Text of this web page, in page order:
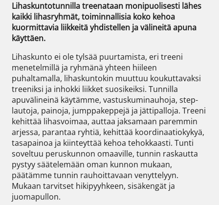
Lihaskuntotunnilla treenataan monipuolisesti lähes
kaikki lihasryhmät, toiminnallisia koko kehoa
kuormittavia liikkeitä yhdistellen ja välineitä apuna
käyttäen.
Lihaskunto ei ole tylsää puurtamista, eri treeni
menetelmillä ja ryhmänä yhteen hiileen
puhaltamalla, lihaskuntokin muuttuu koukuttavaksi
treeniksi ja inhokki liikket suosikeiksi. Tunnilla
apuvälineinä käytämme, vastuskuminauhoja, step-
lautoja, painoja, jumppakeppejä ja jättipalloja. Treeni
kehittää lihasvoimaa, auttaa jaksamaan paremmin
arjessa, parantaa ryhtiä, kehittää koordinaatiokykyä,
tasapainoa ja kiinteyttää kehoa tehokkaasti. Tunti
soveltuu peruskunnon omaaville, tunnin raskautta
pystyy säätelemään oman kunnon mukaan,
päätämme tunnin rauhoittavaan venyttelyyn.
Mukaan tarvitset hikipyyhkeen, sisäkengät ja
juomapullon.